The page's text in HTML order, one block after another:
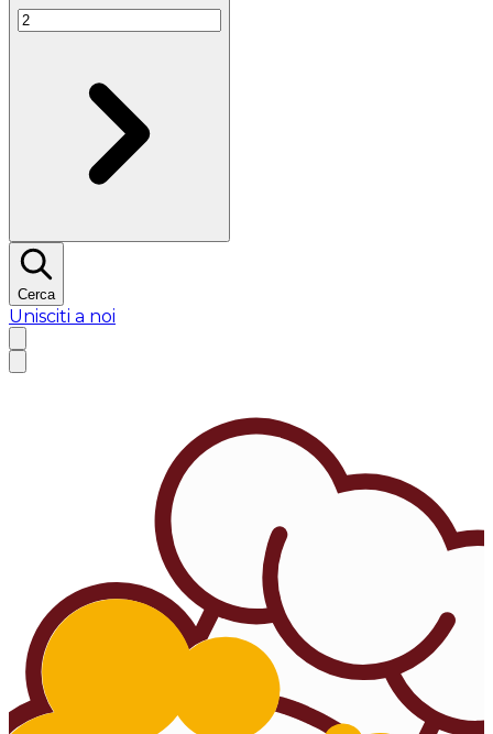
Cerca
Unisciti a noi